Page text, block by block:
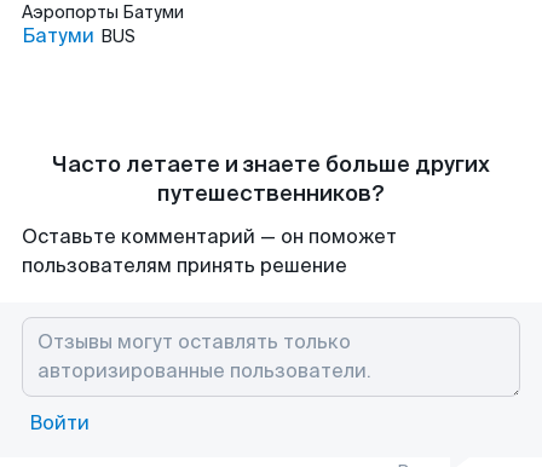
Аэропорты Батуми
Батуми BUS
Часто летаете и знаете больше других
путешественников?
Оставьте комментарий — он поможет
пользователям принять решение
Войти